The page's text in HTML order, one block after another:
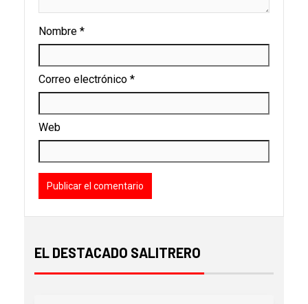
Nombre *
Correo electrónico *
Web
EL DESTACADO SALITRERO